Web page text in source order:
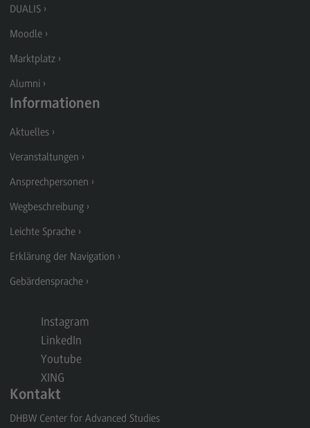
Finance
Modulangebot
Berufsperspektiven
Kontakt
General Business Management
Modulangebot
Berufsperspektiven
Kontakt
Governance Sozialer Arbeit
Governance Sozialer Arbeit
Modulangebot
Kontakt
Informatik
Informatik
Profil-O-Mat Informatik
(External link)
DUALIS
Moodle
Marktplatz
Alumni
Informationen
Aktuelles
Veranstaltungen
Ansprechpersonen
Wegbeschreibung
Leichte Sprache
Erklärung der Navigation
Gebärdensprache
Instagram
LinkedIn
Youtube
XING
Kontakt
DHBW Center for Advanced Studies